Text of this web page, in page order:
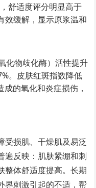
舒适度评分明显高于
效缓解，显示原浆温和
化物歧化酶）活性提升
。皮肤红斑指数降低
的氧化和炎症损伤，
受损肌、干燥肌及易泛
遍反映：肌肤紧绷和刺
整体舒适度提高。长期
界刺激引起的不适，帮